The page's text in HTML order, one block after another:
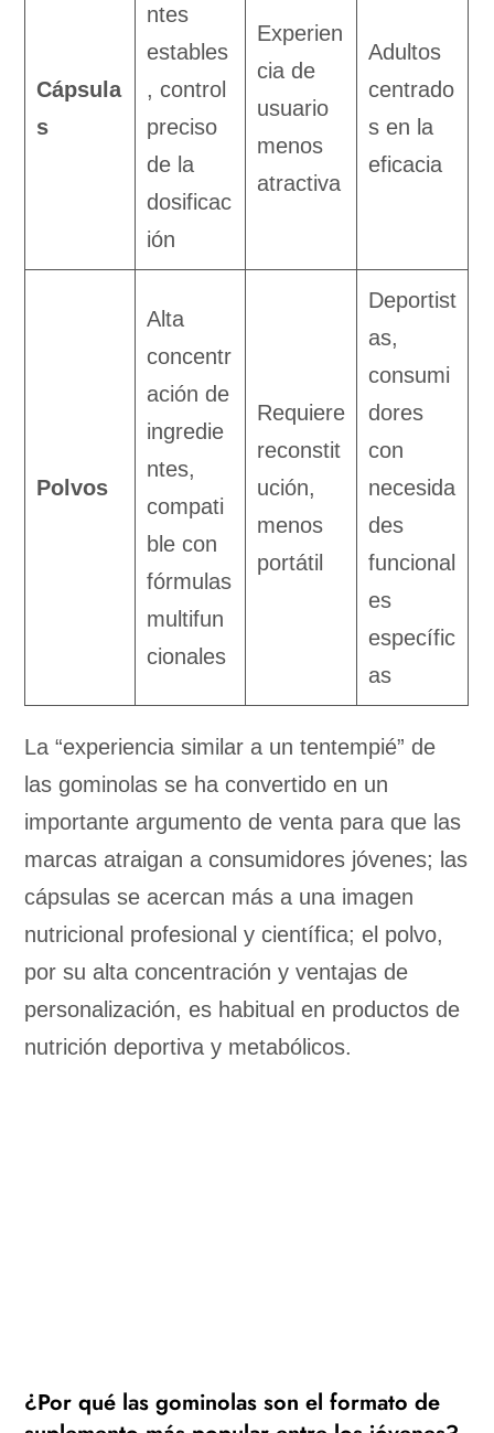
Cápsula
s
ntes
estables
, control
preciso
de la
dosificac
ión
Experien
cia de
usuario
menos
atractiva
Adultos
centrado
s en la
eficacia
Polvos
Alta
concentr
ación de
ingredie
ntes,
compati
ble con
fórmulas
multifun
cionales
Requiere
reconstit
ución,
menos
portátil
Deportist
as,
consumi
dores
con
necesida
des
funcional
es
específic
as
La “experiencia similar a un tentempié” de
las gominolas se ha convertido en un
importante argumento de venta para que las
marcas atraigan a consumidores jóvenes; las
cápsulas se acercan más a una imagen
nutricional profesional y científica; el polvo,
por su alta concentración y ventajas de
personalización, es habitual en productos de
nutrición deportiva y metabólicos.
¿Por qué las gominolas son el formato de